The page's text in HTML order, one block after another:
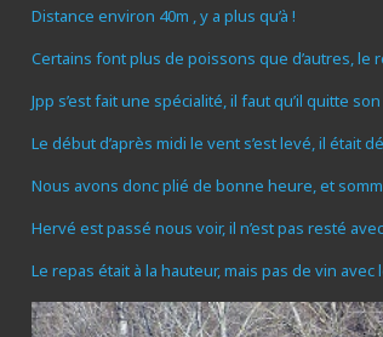
Distance environ 40m , y a plus qu’à !
Certains font plus de poissons que d’autres, le
Jpp s’est fait une spécialité, il faut qu’il quitte
Le début d’après midi le vent s’est levé, il était
Nous avons donc plié de bonne heure, et
Hervé est passé nous voir, il n’est pas
Le repas était à la hauteur, mais pas de vin